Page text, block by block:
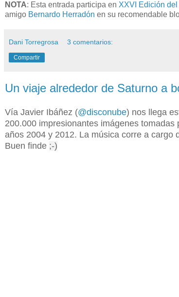
NOTA: Esta entrada participa en XXVI Edición
amigo Bernardo Herradón en su recomendable
Dani Torregrosa 3 comentarios:
Compartir
Un viaje alrededor de Saturno a
Vía Javier Ibáñez (@disconube) nos llega
200.000 impresionantes imágenes tomadas
años 2004 y 2012. La música corre a cargo
Buen finde ;-)